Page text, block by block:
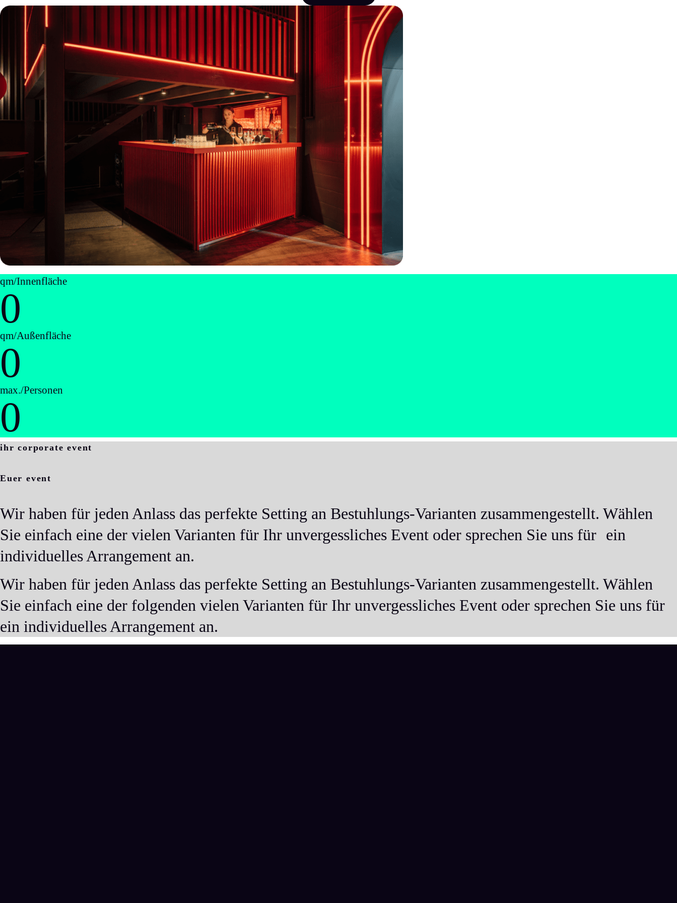
qm/Innenfläche
0
qm/Außenfläche
0
max./Personen
0
ihr corporate event
Euer event
Wir haben für jeden Anlass das perfekte Setting an Bestuhlungs-Varianten zusammengestellt. Wählen
Sie einfach eine der vielen Varianten für Ihr unvergessliches Event oder sprechen Sie uns für ein
individuelles Arrangement an.
Wir haben für jeden Anlass das perfekte Setting an Bestuhlungs-Varianten zusammengestellt. Wählen
Sie einfach eine der folgenden vielen Varianten für Ihr unvergessliches Event oder sprechen Sie uns für
ein individuelles Arrangement an.